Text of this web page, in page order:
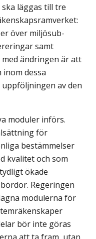
läggas till tre
över miljösub­
samt
ändringen är att
dessa
av den
moduler införs.
för
bestämmelser
kvalitet och som
ökade
Regeringen
modulerna för
bör inte göras